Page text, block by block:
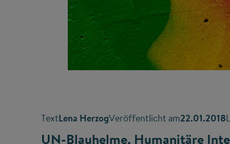
TextLena HerzogVeröffentlicht am22.01.2018
UN-Blauhelme, Humanitäre